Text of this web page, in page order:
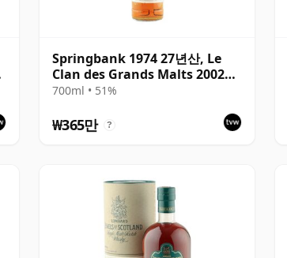
Springbank 1974 27년산, Le
Clan des Grands Malts 2002
Bottling - Cask #2284
700ml • 51%
₩365만 ?